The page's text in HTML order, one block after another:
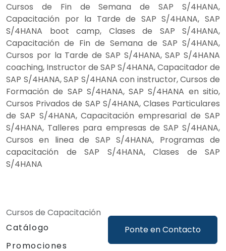
Ponte en Contacto
Cursos de Fin de Semana de SAP S/4HANA,
Capacitación por la Tarde de SAP S/4HANA, SAP
S/4HANA boot camp, Clases de SAP S/4HANA,
Capacitación de Fin de Semana de SAP S/4HANA,
Cursos por la Tarde de SAP S/4HANA, SAP S/4HANA
coaching, Instructor de SAP S/4HANA, Capacitador de
SAP S/4HANA, SAP S/4HANA con instructor, Cursos de
Formación de SAP S/4HANA, SAP S/4HANA en sitio,
Cursos Privados de SAP S/4HANA, Clases Particulares
de SAP S/4HANA, Capacitación empresarial de SAP
S/4HANA, Talleres para empresas de SAP S/4HANA,
Cursos en linea de SAP S/4HANA, Programas de
capacitación de SAP S/4HANA, Clases de SAP
S/4HANA
Cursos de Capacitación
Catálogo
Promociones